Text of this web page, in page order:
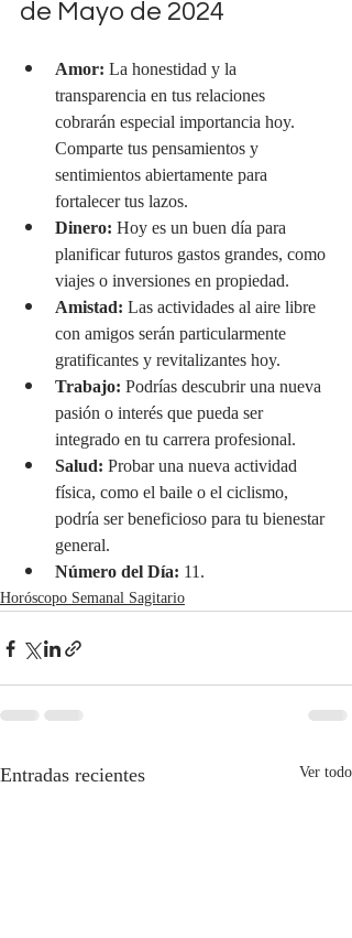
de Mayo de 2024
Amor: La honestidad y la
transparencia en tus relaciones
cobrarán especial importancia hoy.
Comparte tus pensamientos y
sentimientos abiertamente para
fortalecer tus lazos.
Dinero: Hoy es un buen día para
planificar futuros gastos grandes, como
viajes o inversiones en propiedad.
Amistad: Las actividades al aire libre
con amigos serán particularmente
gratificantes y revitalizantes hoy.
Trabajo: Podrías descubrir una nueva
pasión o interés que pueda ser
integrado en tu carrera profesional.
Salud: Probar una nueva actividad
física, como el baile o el ciclismo,
podría ser beneficioso para tu bienestar
general.
Número del Día: 11.
Horóscopo Semanal Sagitario
Entradas recientes Ver todo